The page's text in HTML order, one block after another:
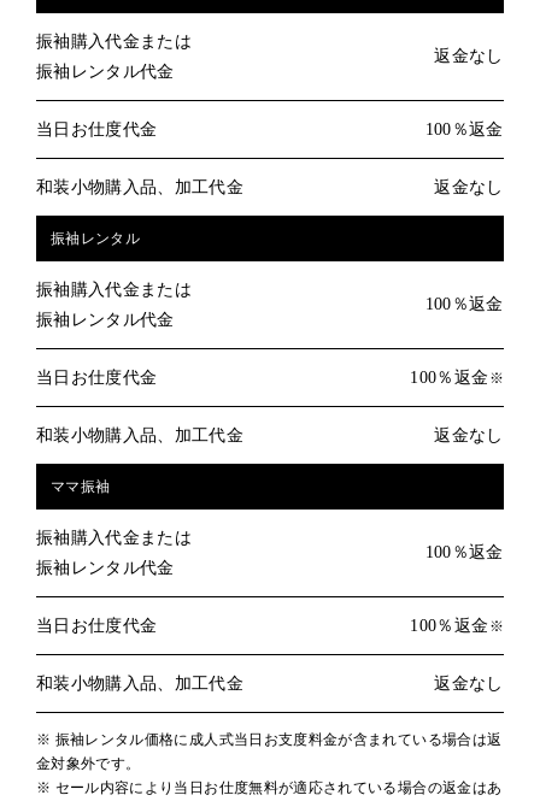
振袖購入代金または
振袖レンタル代金
返金なし
当日お仕度代金 100％返金
和装小物購入品、加工代金 返金なし
振袖レンタル
振袖購入代金または
振袖レンタル代金
100％返金
当日お仕度代金 100％返金 ※
和装小物購入品、加工代金 返金なし
ママ振袖
振袖購入代金または
振袖レンタル代金
100％返金
当日お仕度代金 100％返金 ※
和装小物購入品、加工代金 返金なし
※ 振袖レンタル価格に成人式当日お支度料金が含まれている場合は返
金対象外です。
※ セール内容により当日お仕度無料が適応されている場合の返金はあ